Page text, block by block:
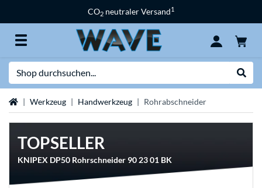
CO2 neutraler Versand1
StartseiteWerkzeug Handwerkzeug Rohrabschneider
TOPSELLER
KNIPEX DP50 Rohrschneider 90 23 01 BK